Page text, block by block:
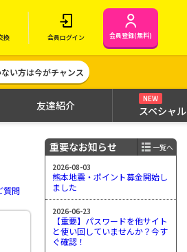
換 会員ログイン 会員登録(無料)
い方は今がチャンス
友達紹介
NEW
スペシャル
質問
重要なお知らせ
一覧へ
2026-08-03
熊本地震・ポイント募金開始し
ました
2026-06-23
【重要】パスワードを他サイト
と使い回していませんか？今す
ぐ確認！